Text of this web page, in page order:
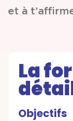
et à
La
Objectifs